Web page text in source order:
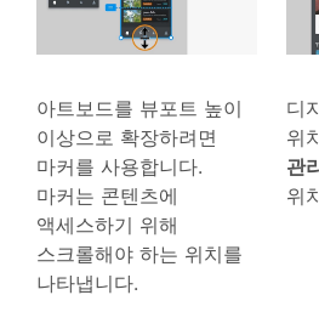
아트보드를 뷰포트 높이
이상으로 확장하려면
마커를 사용합니다.
마커는 콘텐츠에
액세스하기 위해
스크롤해야 하는 위치를
나타냅니다.
디
위
관
위